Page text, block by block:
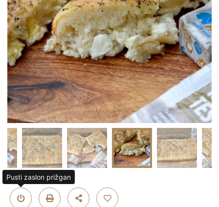
Pusti zaslon prižgan